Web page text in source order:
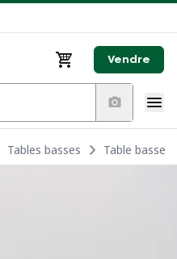
Vendre
Tables basses Table basse